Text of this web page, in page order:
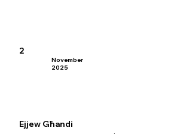
November
2
2025
Ejjew Għandi